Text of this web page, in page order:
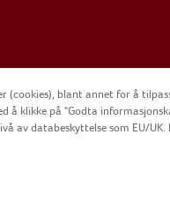
blant annet for å
å klikke på "Godta
av databeskyttelse som EU/